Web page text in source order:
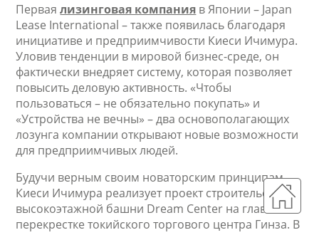
Перваялизинговая компания в Японии – Japan
Lease International – также появилась благодаря
инициативе и предприимчивости Киеси Ичимура.
Уловив тенденции в мировой бизнес-среде, он
фактически внедряет систему, которая позволяет
повысить деловую активность. «Чтобы
пользоваться – не обязательно покупать» и
«Устройства не вечны» – два основополагающих
лозунга компании открывают новые возможности
для предприимчивых людей.
Будучи верным своим новаторским принципам,
Киеси Ичимура реализует проект строительства
высокоэтажной башни Dream Center на главном
перекрестке токийского торгового центра Гинза. В